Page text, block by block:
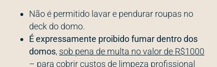
Não é permitido lavar e pendurar roupas no
deck do domo.
É expressamente proibido fumar dentro dos
domos, sob pena de multa no valor de R$1000
– para cobrir custos de limpeza profissional